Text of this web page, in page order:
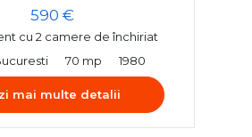
590 €
cu 2 camere de închiriat
70 mp 1980
mai multe detalii